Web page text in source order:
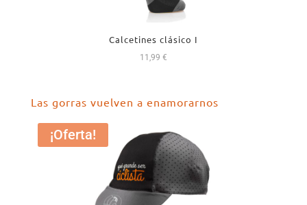
Calcetines clásico I
11,99 €
Las gorras vuelven a enamorarnos
¡Oferta!